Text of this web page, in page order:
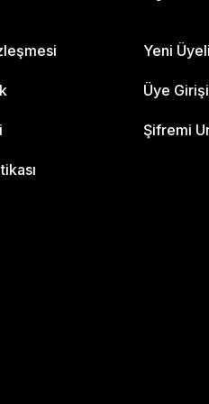
Yeni
Üye Girişi
Şifremi